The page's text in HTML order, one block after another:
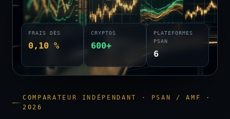
COMPARATEUR INDÉPENDANT · PSAN / AMF ·
2026
FRAIS DÈS
0,10 %
CRYPTOS
600+
PLATEFORMES
PSAN
6